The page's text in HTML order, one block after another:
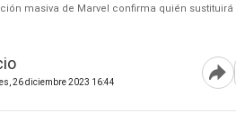
masiva de Marvel confirma quién
26 diciembre 2023 16:44